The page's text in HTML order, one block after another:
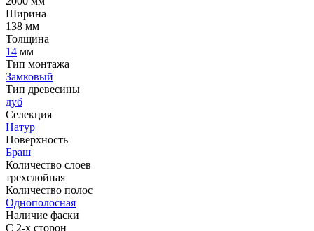
Ширина
138 мм
Толщина
14 мм
Тип монтажа
Замковый
Тип древесины
дуб
Селекция
Натур
Поверхность
Браш
Количество слоев
трехслойная
Количество полос
Однополосная
Наличие фаски
С 2-х сторон